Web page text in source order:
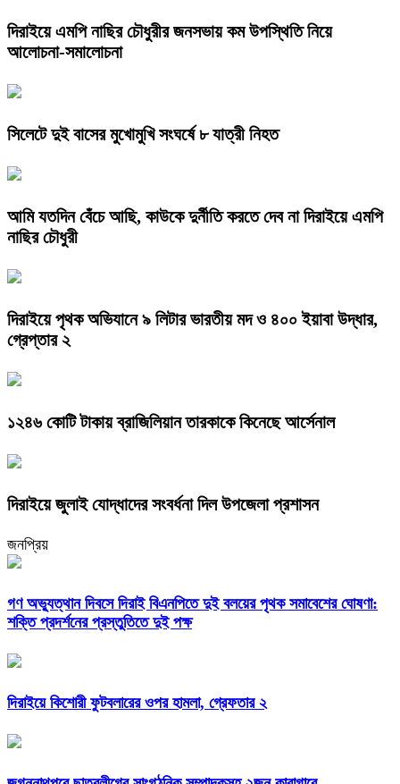
দিরাইয়ে এমপি নাছির চৌধুরীর জনসভায় কম উপস্থিতি নিয়ে
আলোচনা-সমালোচনা
সিলেটে দুই বাসের মুখোমুখি সংঘর্ষে ৮ যাত্রী নিহত
আমি যতদিন বেঁচে আছি, কাউকে দুর্নীতি করতে দেব না দিরাইয়ে এমপি
নাছির চৌধুরী
দিরাইয়ে পৃথক অভিযানে ৯ লিটার ভারতীয় মদ ও ৪০০ ইয়াবা উদ্ধার,
গ্রেপ্তার ২
১২৪৬ কোটি টাকায় ব্রাজিলিয়ান তারকাকে কিনেছে আর্সেনাল
দিরাইয়ে জুলাই যোদ্ধাদের সংবর্ধনা দিল উপজেলা প্রশাসন
জনপ্রিয়
গণ অভ্যুত্থান দিবসে দিরাই বিএনপিতে দুই বলয়ের পৃথক সমাবেশের ঘোষণা:
শক্তি প্রদর্শনের প্রস্তুতিতে দুই পক্ষ
দিরাইয়ে কিশোরী ফুটবলারের ওপর হামলা, গ্রেফতার ২